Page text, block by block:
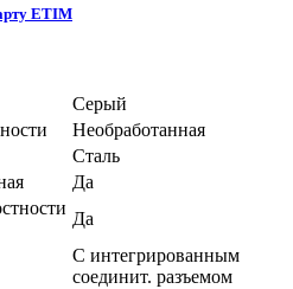
ETIM
Серый
Необработанная
Сталь
Да
Да
С интегрированным
соединит. разъемом